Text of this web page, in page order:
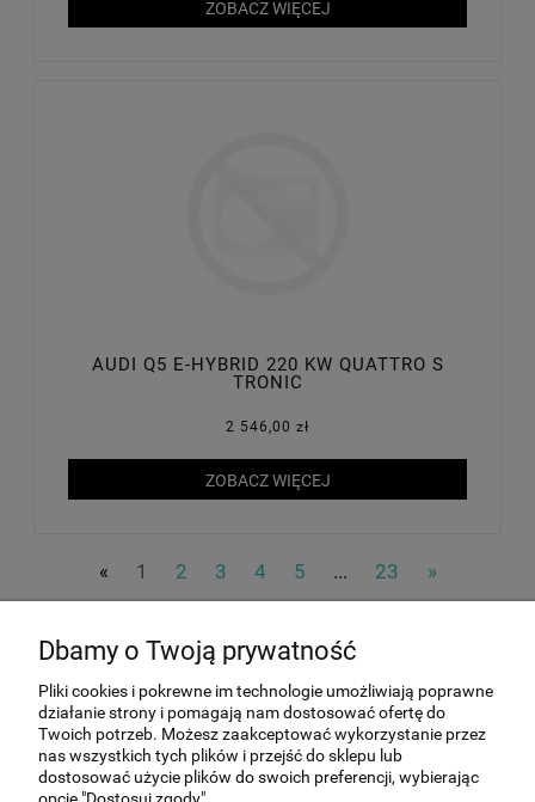
ZOBACZ WIĘCEJ
AUDI Q5 E-HYBRID 220 KW QUATTRO S
TRONIC
2 546,00 zł
ZOBACZ WIĘCEJ
« 1 2 3 4 5 ... 23 »
MOJE KONTO
INFORMACJE
Dbamy o Twoją prywatność
Pliki cookies i pokrewne im technologie umożliwiają poprawne
działanie strony i pomagają nam dostosować ofertę do
Twoich potrzeb. Możesz zaakceptować wykorzystanie przez
nas wszystkich tych plików i przejść do sklepu lub
dostosować użycie plików do swoich preferencji, wybierając